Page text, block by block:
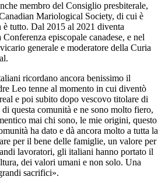
membro del Consiglio presbiterale,
Mariological Society, di cui è
è tutto. Dal 2015 al 2021 diventa
episcopale canadese, e nel
generale e moderatore della Curia
ricordano ancora benissimo il
Leo tenne al momento in cui diventò
e poi subito dopo vescovo titolare di
questa comunità e ne sono molto fiero,
mai chi sono, le mie origini, questo
ha dato e dà ancora molto a tutta la
per il bene delle famiglie, un valore per
lavoratori, gli italiani hanno portato il
dei valori umani e non solo. Una
sacrifici».